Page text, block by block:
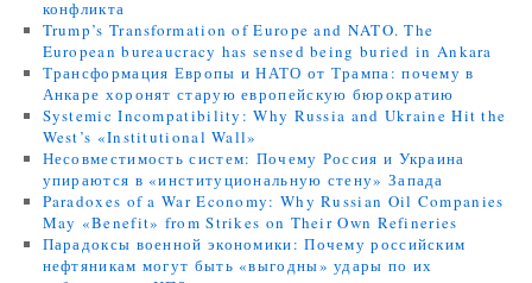
конфликта
Trump’s Transformation of Europe and NATO. The
European bureaucracy has sensed being buried in Ankara
Трансформация Европы и НАТО от Трампа: почему в
Анкаре хоронят старую европейскую бюрократию
Systemic Incompatibility: Why Russia and Ukraine Hit the
West’s «Institutional Wall»
Несовместимость систем: Почему Россия и Украина
упираются в «институциональную стену» Запада
Paradoxes of a War Economy: Why Russian Oil Companies
May «Benefit» from Strikes on Their Own Refineries
Парадоксы военной экономики: Почему российским
нефтяникам могут быть «выгодны» удары по их